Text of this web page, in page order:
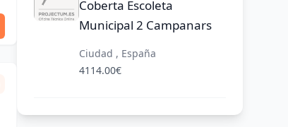
Coberta Escoleta
Municipal 2 Campanars
Ciudad , España
4114.00€